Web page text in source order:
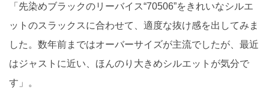
「先染めブラックのリーバイス“70506”をきれいなシルエ
ットのスラックスに合わせて、適度な抜け感を出してみま
した。数年前まではオーバーサイズが主流でしたが、最近
はジャストに近い、ほんのり大きめシルエットが気分で
す」。